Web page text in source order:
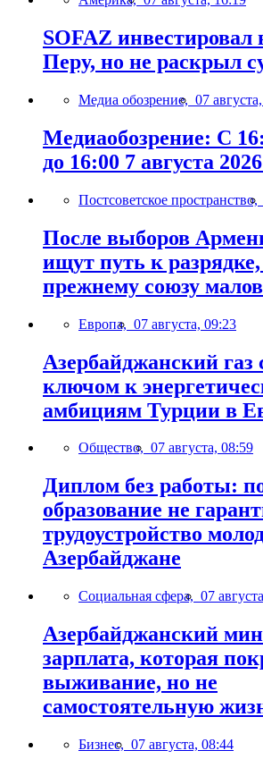
SOFAZ инвестировал
Перу, но не раскрыл
Медиа обозрение, 07
Медиаобозрение: С
до 16:00 7 августа
Постсоветское пространство,
После выборов
ищут путь к
прежнему союзу
Европа, 07 августа, 09:23
Азербайджанский газ
ключом к
амбициям Турции в
Общество, 07 августа, 08:59
Диплом без работы:
образование не
трудоустройство
Азербайджане
Социальная сфера, 07
Азербайджанский
зарплата, которая
выживание, но не
самостоятельную
Бизнес, 07 августа, 08:44